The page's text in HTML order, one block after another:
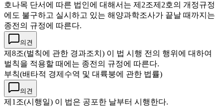
호나목 단서에 따른 법인에 대해서는 제2조제2호의 개정규정
에도 불구하고 실시하고 있는 해양과학조사가 끝날 때까지는
종전의 규정에 따른다.
의견
제8조(벌칙에 관한 경과조치) 이 법 시행 전의 행위에 대하여
벌칙을 적용할 때에는 종전의 규정에 따른다.
부칙(배타적 경제수역 및 대륙붕에 관한 법률)
의견
제1조(시행일) 이 법은 공포한 날부터 시행한다.